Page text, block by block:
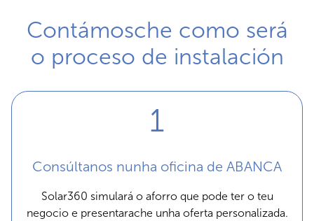
Contámosche como será
o proceso de instalación
Consúltanos nunha oficina de ABANCA
Solar360 simulará o aforro que pode ter o teu
negocio e presentarache unha oferta personalizada.